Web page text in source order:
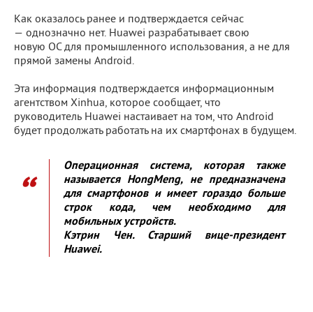
Как оказалось ранее и подтверждается сейчас
— однозначно нет. Huawei разрабатывает свою
новую ОС для промышленного использования, а не для
прямой замены Android.
Эта информация подтверждается информационным
агентством Xinhua, которое сообщает, что
руководитель Huawei настаивает на том, что Android
будет продолжать работать на их смартфонах в будущем.
Операционная система, которая также
называется HongMeng, не предназначена
для смартфонов и имеет гораздо больше
строк кода, чем необходимо для
мобильных устройств.
Кэтрин Чен. Старший вице-президент
Huawei.